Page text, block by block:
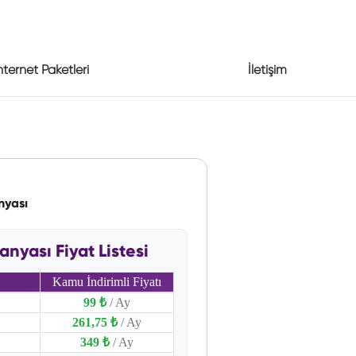
Paketleri İletişim
Fiyat Listesi
Kamu İndirimli Fiyatı
99 ₺ / Ay
261,75 ₺ / Ay
349 ₺ / Ay